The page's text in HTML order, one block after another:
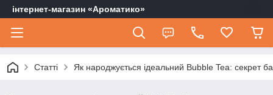
інтернет-магазин «Ароматико»
Статті Як народжується ідеальний Bubble Tea: секрет